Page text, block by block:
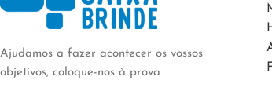
Ajudamos a fazer acontecer os vossos
objetivos, coloque-nos à prova